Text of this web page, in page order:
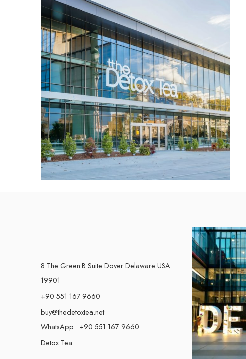
8 The Green B Suite Dover Delaware USA
19901
+90 551 167 9660
buy@thedetoxtea.net
WhatsApp : +90 551 167 9660
Detox Tea